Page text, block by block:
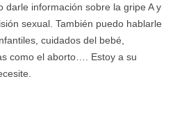
darle información sobre la gripe A y
sexual. También puedo hablarle
cuidados del bebé,
como el aborto…. Estoy a su